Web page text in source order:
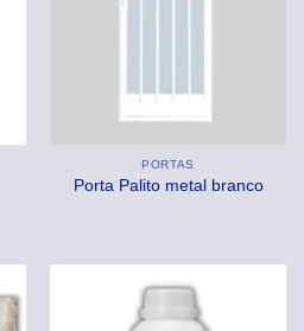
PORTAS
Porta Palito metal branco